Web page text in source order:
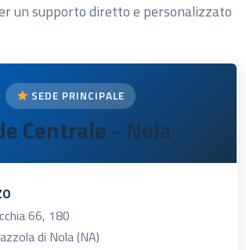
un supporto diretto e personalizzato
SEDE PRINCIPALE
Centrale - Nola
66, 180
di Nola (NA)